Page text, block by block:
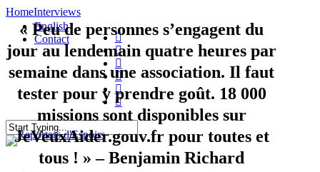
Skip
main
content
twitter
facebook
linkedin
youtube
instagram
flickr
English
Contact
Close
HomeInterviews
« Peu de personnes s’engagent du
jour au lendemain quatre heures par
semaine dans une association. Il faut
tester pour y prendre goût. 18 000
missions sont disponibles sur
JeVeuxAider.gouv.fr pour toutes et
tous ! » – Benjamin Richard